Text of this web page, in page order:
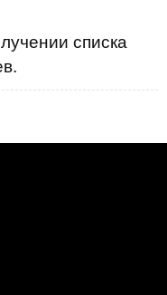
списка